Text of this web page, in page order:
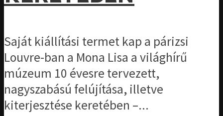
Saját kiállítási termet kap a párizsi
Louvre-ban a Mona Lisa a világhírű
múzeum 10 évesre tervezett,
nagyszabású felújítása, illetve
kiterjesztése keretében –...